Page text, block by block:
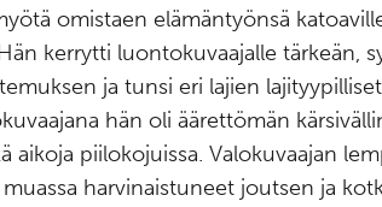
omistaen elämäntyönsä
kerrytti luontokuvaajalle tärkeän,
ja tunsi eri lajien lajityypilliset
hän oli äärettömän
aikoja piilokojuissa. Valokuvaajan
harvinaistuneet joutsen ja